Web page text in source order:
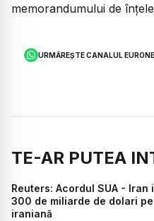
memorandumului de
URMĂREȘTE CANALUL
TE-AR PUTEA
Reuters: Acordul SUA -
300 de miliarde de dolari
iraniană